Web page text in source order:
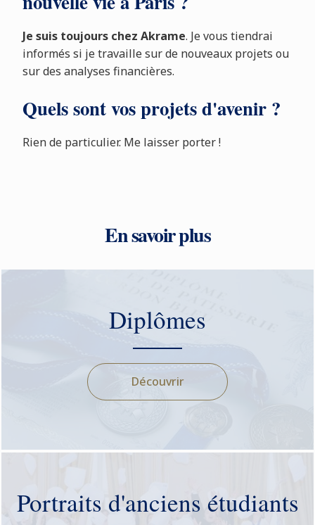
Je suis toujours chez Akrame. Je vous tiendrai
informés si je travaille sur de nouveaux projets ou
sur des analyses financières.
Quels sont vos projets d'avenir ?
Rien de particulier. Me laisser porter !
En savoir plus
Diplômes
Découvrir
Portraits d'anciens étudiants